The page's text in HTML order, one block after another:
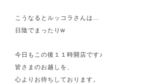
こうなるとルッコラさんは…
日陰でまったりw
今日もこの後１１時開店です♪
皆さまのお越しを、
心よりお待ちしております。